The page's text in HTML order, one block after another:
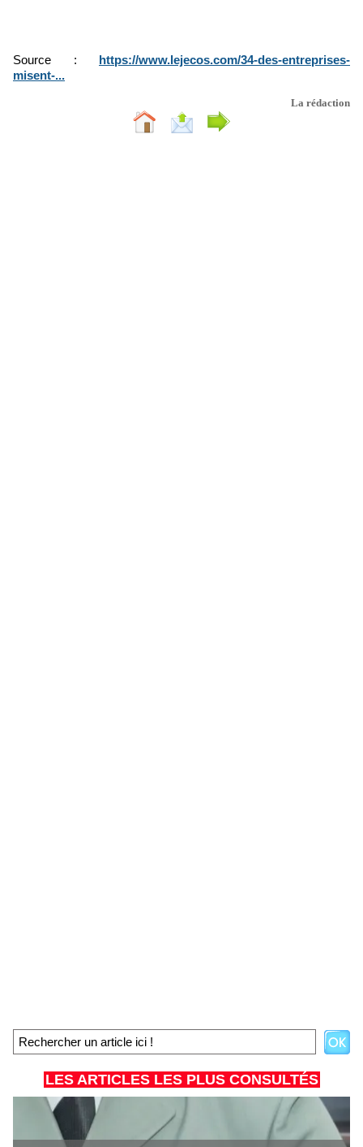
Source : https://www.lejecos.com/34-des-entreprises-
misent-...
La rédaction
LES ARTICLES LES PLUS CONSULTÉS